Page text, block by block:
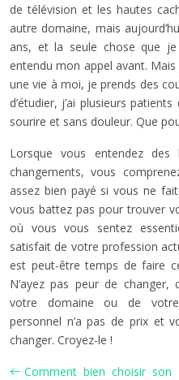
de télévision et les hautes
autre domaine, mais
ans, et la seule chose que
entendu mon appel avant. Mais
une vie à moi, je prends des
d’étudier, j’ai plusieurs
sourire et sans douleur. Que
Lorsque vous entendez
changements, vous
assez bien payé si vous ne
vous battez pas pour trouver
où vous vous sentez
satisfait de votre profession
est peut-être temps de faire
N’ayez pas peur de changer,
votre domaine ou de votre
personnel n’a pas de prix et
changer. Croyez-le !
Comment bien choisir son